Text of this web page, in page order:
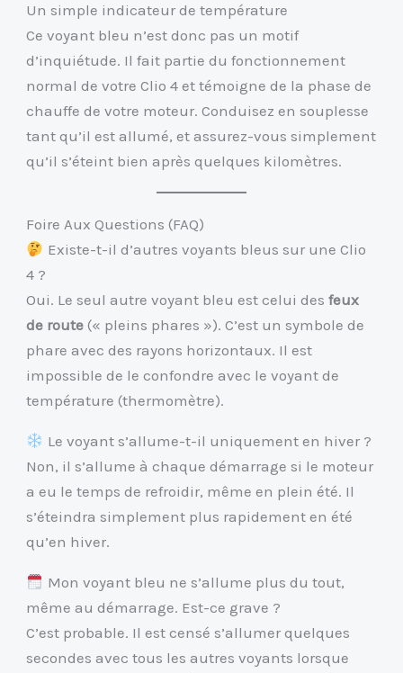
Un simple indicateur de température
Ce voyant bleu n’est donc pas un motif
d’inquiétude. Il fait partie du fonctionnement
normal de votre Clio 4 et témoigne de la phase de
chauffe de votre moteur. Conduisez en souplesse
tant qu’il est allumé, et assurez-vous simplement
qu’il s’éteint bien après quelques kilomètres.
Foire Aux Questions (FAQ)
Existe-t-il d’autres voyants bleus sur une Clio
4 ?
Oui. Le seul autre voyant bleu est celui desfeux
de route (« pleins phares »). C’est un symbole de
phare avec des rayons horizontaux. Il est
impossible de le confondre avec le voyant de
température (thermomètre).
Le voyant s’allume-t-il uniquement en hiver ?
Non, il s’allume à chaque démarrage si le moteur
a eu le temps de refroidir, même en plein été. Il
s’éteindra simplement plus rapidement en été
qu’en hiver.
Mon voyant bleu ne s’allume plus du tout,
même au démarrage. Est-ce grave ?
C’est probable. Il est censé s’allumer quelques
secondes avec tous les autres voyants lorsque